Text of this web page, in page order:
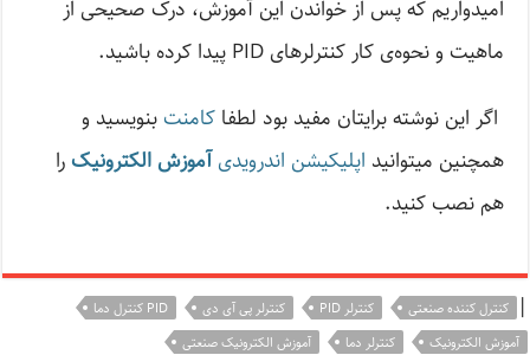
امیدواریم که پس از خواندن این آموزش، درک صحیحی از
ماهیت و نحوه‌ی کار کنترلرهای PID پیدا کرده ‌باشید.
اگر این نوشته‌ برایتان مفید بود لطفاکامنت بنویسید و
همچنین میتوانید اپلیکیشن اندرویدیآموزش الکترونیک را
هم نصب کنید.
| کنترل کننده صنعتی کنترلر PID کنترلر پی آی دی
PID کنترل دما
آموزش الکترونیک
کنترلر دما
آموزش الکترونیک صنعتی